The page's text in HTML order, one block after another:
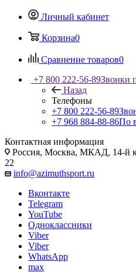
Личный кабинет
Корзина0
Сравнение товаров0
+7 800 222-56-89Звонки
Назад
Телефоны
+7 800 222-56-89
+7 968 884-88-86По
Контактная информация
Россия, Москва, МКАД, 14-й
22
info@azimuthsport.ru
Вконтакте
Telegram
YouTube
Одноклассники
Viber
Viber
WhatsApp
max